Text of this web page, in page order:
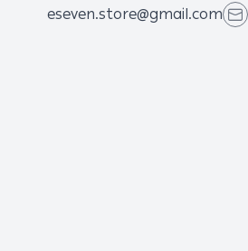
eseven.store@gmail.com